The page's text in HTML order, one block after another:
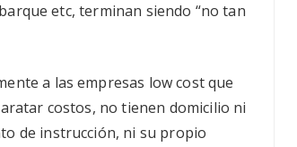
etc, terminan siendo “no tan
a las empresas low cost que
costos, no tienen domicilio ni
de instrucción, ni su propio